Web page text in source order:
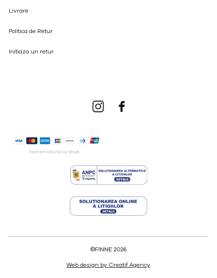
Livrare
Politica de Retur
Initiaza un retur
©FINNE 2026
Web design by Creatif Agency.